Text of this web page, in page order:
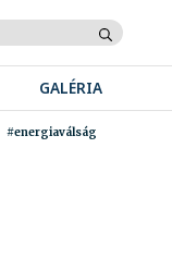
GALÉRIA
#energiaválság